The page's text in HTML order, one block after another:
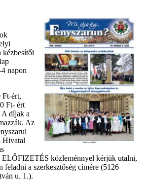
kézbesítői
napon
ért,
Ft- ért
A díjak a
Az
Hivatal
ELŐFIZETÉS közleménnyel kérjük utalni,
feladni a szerkesztőség címére (5126
u. 1.).